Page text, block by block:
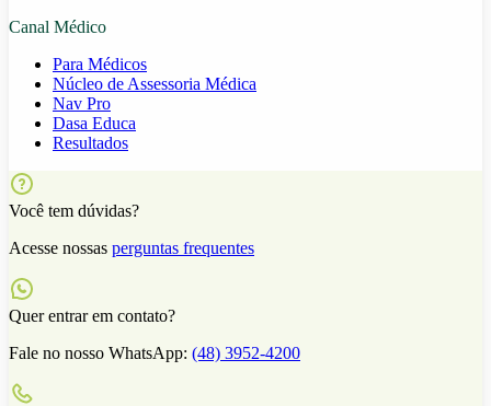
Canal Médico
Para Médicos
Núcleo de Assessoria Médica
Nav Pro
Dasa Educa
Resultados
Você tem dúvidas?
Acesse nossas perguntas frequentes
Quer entrar em contato?
Fale no nosso WhatsApp: (48) 3952-4200